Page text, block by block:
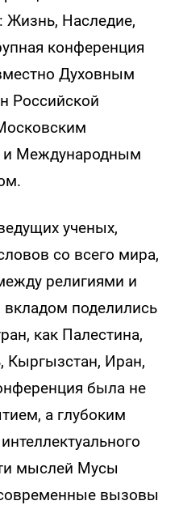
Жизнь, Наследие,
конференция
Духовным
Российской
и Международным
ученых,
со всего мира,
религиями и
поделились
как Палестина,
Кыргызстан, Иран,
была не
а глубоким
мыслей Мусы
вызовы